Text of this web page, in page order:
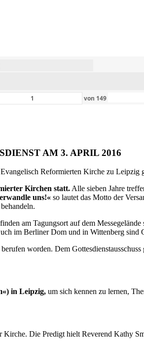
von 149
AM 3. APRIL 2016
Reformierten Kirche zu Leipzig
Kirchen statt.Alle sieben Jahre
uns!« so lautet das Motto der
am Tagungsort auf dem
im Berliner Dom und in Wittenberg sind
worden. Dem
in Leipzig, um sich kennen zu lernen,
Kirche. Die Predigt hielt Reverend Kathy